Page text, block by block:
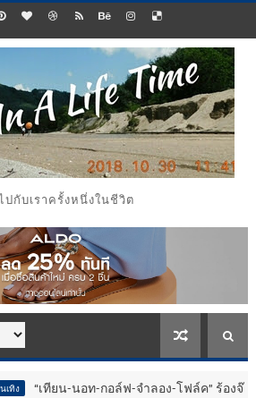
ปกับเราครั้งหนึ่งในชีวิต
น-นอท-กอล์ฟ-จำลอง-โฟล์ค” ร้องจ๊าก!! อุปกรณ์